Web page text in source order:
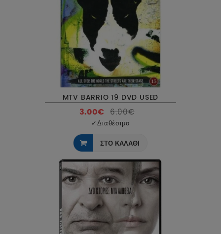
MTV BARRIO 19 DVD USED
3.00€ 6.00€
✓Διαθέσιμο
ΣΤΟ ΚΑΛΑΘΙ